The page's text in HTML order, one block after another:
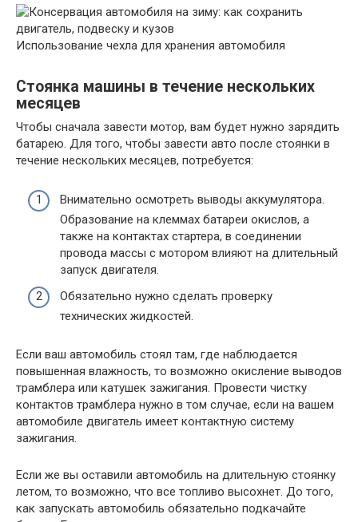
Использование чехла для хранения автомобиля
Стоянка машины в течение нескольких
месяцев
Чтобы сначала завести мотор, вам будет нужно зарядить
батарею. Для того, чтобы завести авто после стоянки в
течение нескольких месяцев, потребуется:
Внимательно осмотреть выводы аккумулятора.
Образование на клеммах батареи окислов, а
также на контактах стартера, в соединении
провода массы с мотором влияют на длительный
запуск двигателя.
Обязательно нужно сделать проверку
технических жидкостей.
Если ваш автомобиль стоял там, где наблюдается
повышенная влажность, то возможно окисление выводов
трамблера или катушек зажигания. Провести чистку
контактов трамблера нужно в том случае, если на вашем
автомобиле двигатель имеет контактную систему
зажигания.
Если же вы оставили автомобиль на длительную стоянку
летом, то возможно, что все топливо высохнет. До того,
как запускать автомобиль обязательно подкачайте